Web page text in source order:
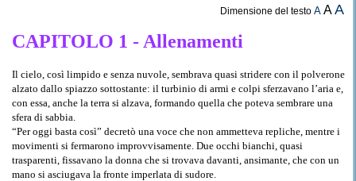
Dimensione del testoA AA
CAPITOLO 1 - Allenamenti
Il cielo, così limpido e senza nuvole, sembrava quasi stridere con il polverone
alzato dallo spiazzo sottostante: il turbinio di armi e colpi sferzavano l’aria e,
con essa, anche la terra si alzava, formando quella che poteva sembrare una
sfera di sabbia.
“Per oggi basta così” decretò una voce che non ammetteva repliche, mentre i
movimenti si fermarono improvvisamente. Due occhi bianchi, quasi
trasparenti, fissavano la donna che si trovava davanti, ansimante, che con un
mano si asciugava la fronte imperlata di sudore.